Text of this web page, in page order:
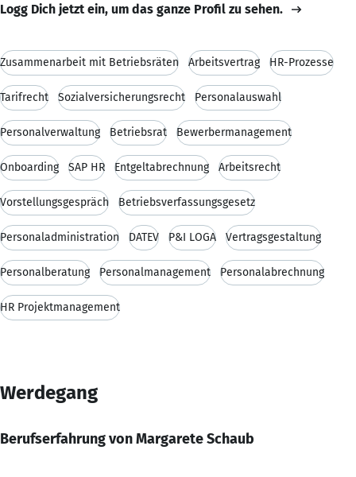
Logg Dich jetzt ein, um das ganze Profil zu sehen.
Zusammenarbeit mit Betriebsräten Arbeitsvertrag HR-Prozesse
Tarifrecht Sozialversicherungsrecht Personalauswahl
Personalverwaltung Betriebsrat Bewerbermanagement
Onboarding SAP HR Entgeltabrechnung Arbeitsrecht
Vorstellungsgespräch Betriebsverfassungsgesetz
Personaladministration DATEV P&I LOGA Vertragsgestaltung
Personalberatung Personalmanagement Personalabrechnung
HR Projektmanagement
Werdegang
Berufserfahrung von Margarete Schaub